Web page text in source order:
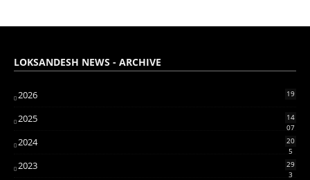
LOKSANDESH NEWS - ARCHIVE
2026 19
2025
14
07
2024
20
5
2023
29
3